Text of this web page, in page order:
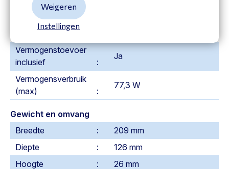
Warmtedissipatie
Vermogenstoevoer
inclusief
Ja
Vermogensverbruik
(max)
77,3 W
Gewicht en omvang
Breedte
209 mm
Diepte
126 mm
Hoogte
26 mm
Instellingen
Weigeren